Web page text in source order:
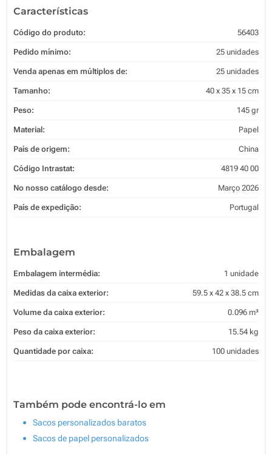
Características
Código do produto: 56403
Pedido mínimo: 25 unidades
Venda apenas em múltiplos de: 25 unidades
Tamanho: 40 x 35 x 15 cm
Peso: 145 gr
Material: Papel
País de origem: China
Código Intrastat: 4819 40 00
No nosso catálogo desde: Março 2026
País de expedição: Portugal
Embalagem
Embalagem intermédia: 1 unidade
Medidas da caixa exterior: 59.5 x 42 x 38.5 cm
Volume da caixa exterior: 0.096 m³
Peso da caixa exterior: 15.54 kg
Quantidade por caixa: 100 unidades
Também pode encontrá-lo em
Sacos personalizados baratos
Sacos de papel personalizados